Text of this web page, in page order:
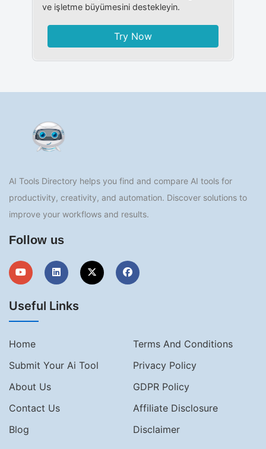
ve işletme büyümesini destekleyin.
Try Now
AI Tools Directory helps you find and compare AI tools for
productivity, creativity, and automation. Discover solutions to
improve your workflows and results.
Follow us
Useful Links
Home
Terms And Conditions
Submit Your Ai Tool
Privacy Policy
About Us
GDPR Policy
Contact Us
Affiliate Disclosure
Blog
Disclaimer